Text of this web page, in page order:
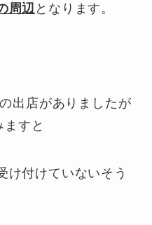
周辺 となります。
出店がありましたが
ますと
け付けていないそう